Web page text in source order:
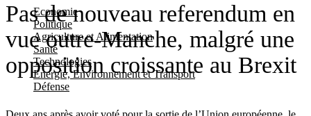
Economie
Politique
Agriculture et Alimentation
Santé
Technologies
Energie, Environnement et Transport
Défense
Pas de nouveau referendum en
vue outre-Manche, malgré une
opposition croissante au Brexit